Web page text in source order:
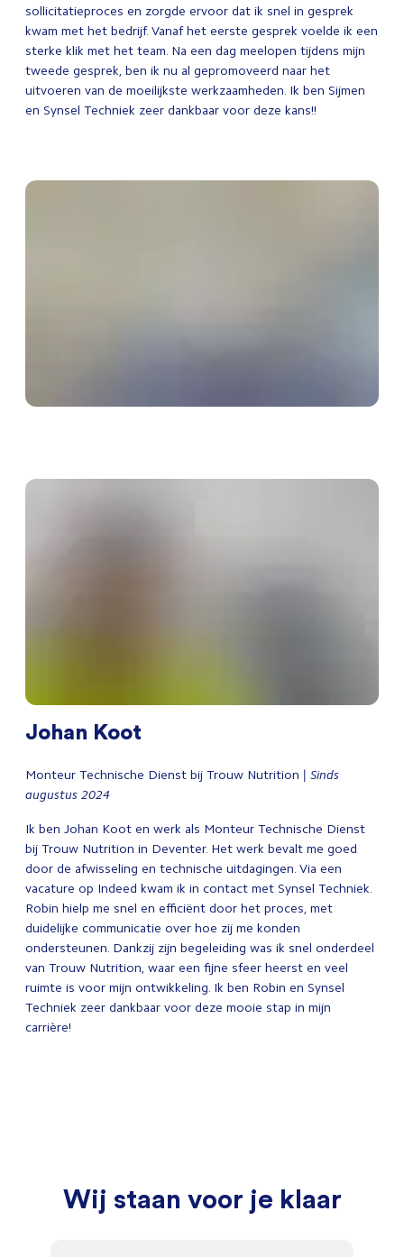
sollicitatieproces en zorgde ervoor dat ik snel in gesprek
kwam met het bedrijf. Vanaf het eerste gesprek voelde ik een
sterke klik met het team. Na een dag meelopen tijdens mijn
tweede gesprek, ben ik nu al gepromoveerd naar het
uitvoeren van de moeilijkste werkzaamheden. Ik ben Sijmen
en Synsel Techniek zeer dankbaar voor deze kans!!
Johan Koot
Monteur Technische Dienst bij Trouw Nutrition | Sinds
augustus 2024
Ik ben Johan Koot en werk als Monteur Technische Dienst
bij Trouw Nutrition in Deventer. Het werk bevalt me goed
door de afwisseling en technische uitdagingen. Via een
vacature op Indeed kwam ik in contact met Synsel Techniek.
Robin hielp me snel en efficiënt door het proces, met
duidelijke communicatie over hoe zij me konden
ondersteunen. Dankzij zijn begeleiding was ik snel onderdeel
van Trouw Nutrition, waar een fijne sfeer heerst en veel
ruimte is voor mijn ontwikkeling. Ik ben Robin en Synsel
Techniek zeer dankbaar voor deze mooie stap in mijn
carrière!
Wij staan voor je klaar